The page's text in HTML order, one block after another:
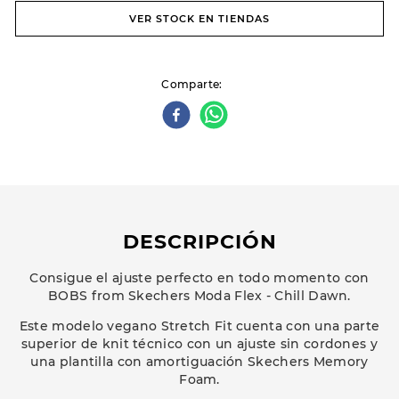
VER STOCK EN TIENDAS
Comparte
DESCRIPCIÓN
Consigue el ajuste perfecto en todo momento con
BOBS from Skechers Moda Flex - Chill Dawn.
Este modelo vegano Stretch Fit cuenta con una parte
superior de knit técnico con un ajuste sin cordones y
una plantilla con amortiguación Skechers Memory
Foam.